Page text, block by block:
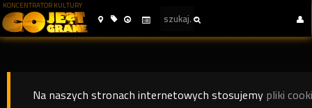
KONCENTRATOR KULTURY
Na naszych stronach internetowych stosujemy pliki